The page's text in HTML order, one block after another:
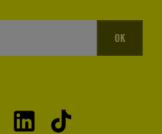
OK